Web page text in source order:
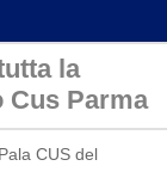
la
Cus Parma
CUS del